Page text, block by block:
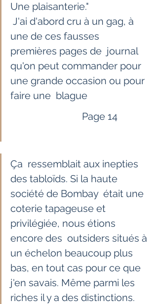
Une plaisanterie."
une de ces fausses
premières pages de  journal
qu'on peut commander pour
une grande occasion ou pour
faire une  blague
Ça  ressemblait aux inepties
des tabloïds. Si la haute
société de Bombay  était une
coterie tapageuse et
privilégiée, nous étions
encore des  outsiders situés à
un échelon beaucoup plus
bas, en tout cas pour ce que
j'en savais. Même parmi les
riches il y a des distinctions.